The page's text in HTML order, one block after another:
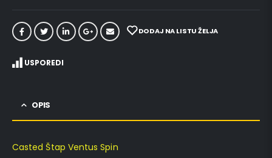
DODAJ NA LISTU ŽELJA
USPOREDI
OPIS
Casted Štap Ventus Spin